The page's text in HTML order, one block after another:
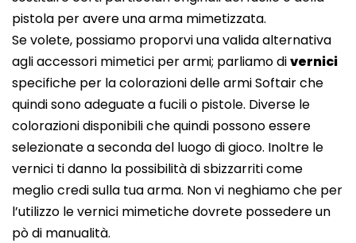
pistola per avere una arma mimetizzata.
Se volete, possiamo proporvi una valida alternativa
agli accessori mimetici per armi; parliamo divernici
specifiche per la colorazioni delle armi Softair che
quindi sono adeguate a fucili o pistole. Diverse le
colorazioni disponibili che quindi possono essere
selezionate a seconda del luogo di gioco. Inoltre le
vernici ti danno la possibilità di sbizzarriti come
meglio credi sulla tua arma. Non vi neghiamo che per
l’utilizzo le vernici mimetiche dovrete possedere un
pò di manualità.